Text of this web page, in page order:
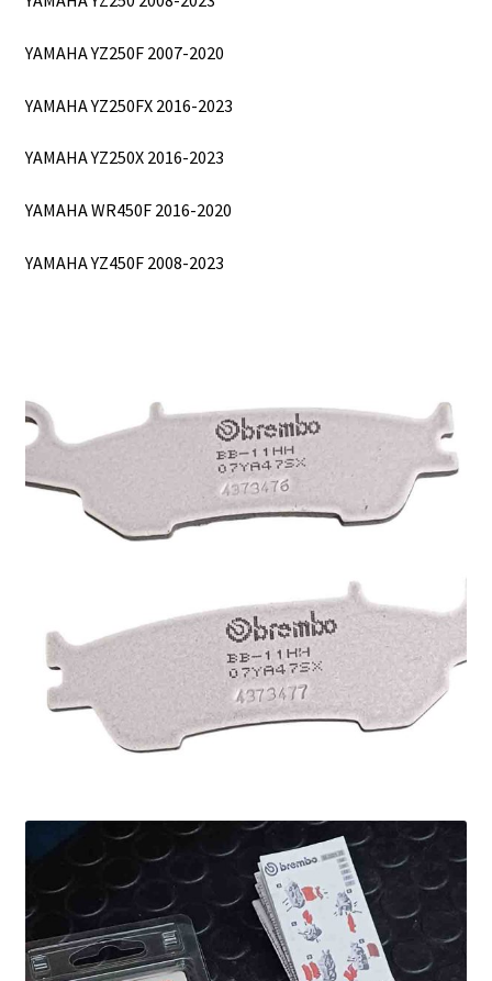
YAMAHA YZ250F 2007-2020
YAMAHA YZ250FX 2016-2023
YAMAHA YZ250X 2016-2023
YAMAHA WR450F 2016-2020
YAMAHA YZ450F 2008-2023